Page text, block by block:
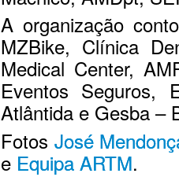
A organização
MZBike, Clínica
Medical Center,
Eventos Seguros,
Atlântida e Gesba –
Fotos José
e Equipa ARTM.